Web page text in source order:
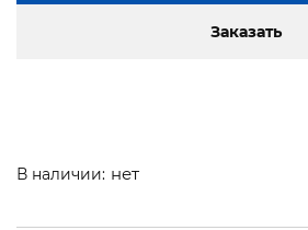
Заказать
В наличии: нет